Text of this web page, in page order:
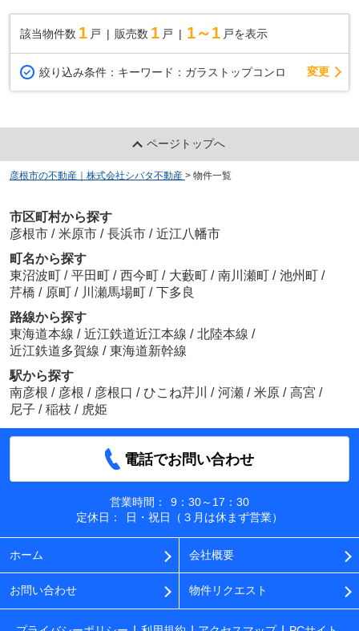
該当物件数 1 戸 販売数 1 戸 1～1 戸を表示
絞り込み条件： キーワード：ガラストップコンロ 変更
ページトップへ
彦根市の不動産｜株式会社シバタ不動産 > 物件一覧
市区町村から探す
彦根市 / 米原市 / 長浜市 / 近江八幡市
町名から探す
東沼波町 / 平田町 / 西今町 / 大藪町 / 南川瀬町 / 池州町 /
芹橋 / 原町 / 川瀬馬場町 / 下多良
路線から探す
東海道本線 / 近江鉄道近江本線 / 北陸本線 /
近江鉄道多賀線 / 東海道新幹線
駅から探す
南彦根 / 彦根 / 彦根口 / ひこね芹川 / 河瀬 / 米原 / 高宮 /
尼子 / 稲枝 / 虎姫
電話でお問い合わせ
営業時間：
9：30～17：30
定休日：
日・祝日（３月は休まず営業）
ホーム 会社概要
お問い合わせ 物件リクエスト